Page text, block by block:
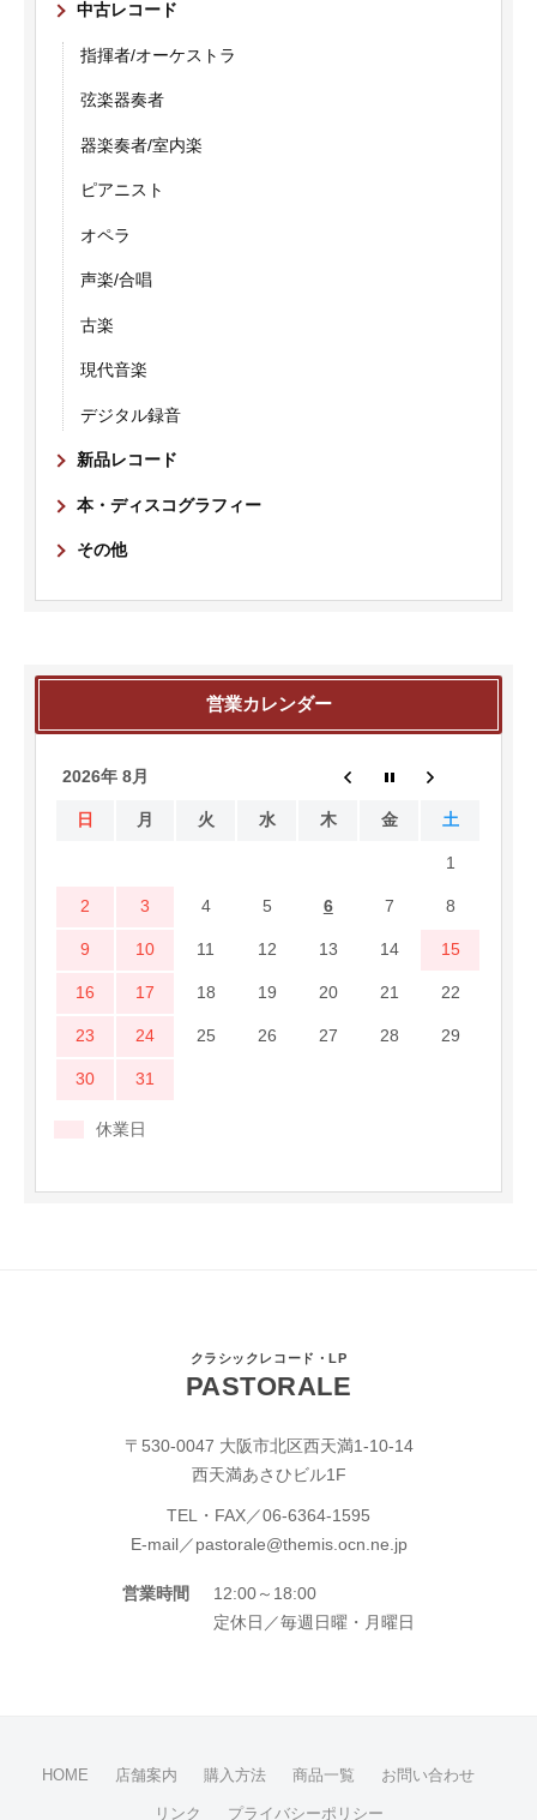
中古レコード
指揮者/オーケストラ
弦楽器奏者
器楽奏者/室内楽
ピアニスト
オペラ
声楽/合唱
古楽
現代音楽
デジタル録音
新品レコード
本・ディスコグラフィー
その他
営業カレンダー
2026年 8月
日 月 火 水 木 金 土
1
2 3 4 5 6 7 8
9 10 11 12 13 14 15
16 17 18 19 20 21 22
23 24 25 26 27 28 29
30 31
休業日
クラシックレコード・LP
PASTORALE
〒530-0047 大阪市北区西天満1-10-14
西天満あさひビル1F
TEL・FAX／06-6364-1595
E-mail／ pastorale@themis.ocn.ne.jp
営業時間
12:00～18:00
定休日／毎週日曜・月曜日
HOME 店舗案内 購入方法 商品一覧 お問い合わせ
リンク プライバシーポリシー